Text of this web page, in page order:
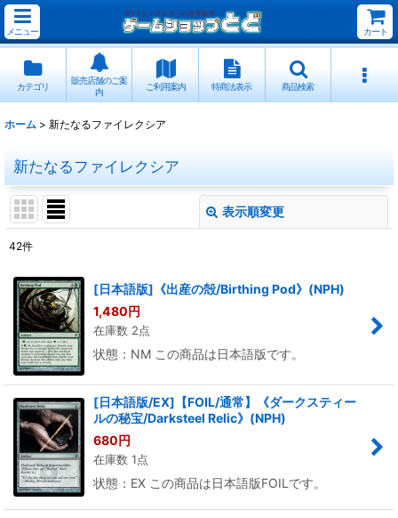
メニュー カート
カテゴリ
販売店舗のご案
内
ご利用案内 特商法表示 商品検索
ホーム > 新たなるファイレクシア
新たなるファイレクシア
表示順変更
並び順:
絞り込む
42件
[日本語版]《出産の殻/Birthing Pod》(NPH)
1,480円
在庫数 2点
状態：NM この商品は日本語版です。
[日本語版/EX]【FOIL/通常】《ダークスティー
ルの秘宝/Darksteel Relic》(NPH)
680円
在庫数 1点
状態：EX この商品は日本語版FOILです。